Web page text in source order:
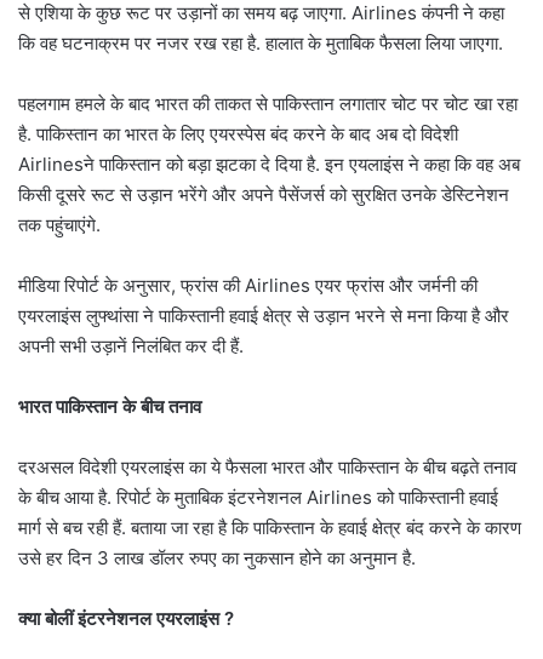
से एशिया के कुछ रूट पर उड़ानों का समय बढ़ जाएगा. Airlines कंपनी ने कहा
कि वह घटनाक्रम पर नजर रख रहा है. हालात के मुताबिक फैसला लिया जाएगा.
पहलगाम हमले के बाद भारत की ताकत से पाकिस्तान लगातार चोट पर चोट खा रहा
है. पाकिस्तान का भारत के लिए एयरस्पेस बंद करने के बाद अब दो विदेशी
Airlinesने पाकिस्तान को बड़ा झटका दे दिया है. इन एयलाइंस ने कहा कि वह अब
किसी दूसरे रूट से उड़ान भरेंगे और अपने पैसेंजर्स को सुरक्षित उनके डेस्टिनेशन
तक पहुंचाएंगे.
मीडिया रिपोर्ट के अनुसार, फ्रांस की Airlines एयर फ्रांस और जर्मनी की
एयरलाइंस लुफ्थांसा ने पाकिस्तानी हवाई क्षेत्र से उड़ान भरने से मना किया है और
अपनी सभी उड़ानें निलंबित कर दी हैं.
भारत पाकिस्तान के बीच तनाव
दरअसल विदेशी एयरलाइंस का ये फैसला भारत और पाकिस्तान के बीच बढ़ते तनाव
के बीच आया है. रिपोर्ट के मुताबिक इंटरनेशनल Airlines को पाकिस्तानी हवाई
मार्ग से बच रही हैं. बताया जा रहा है कि पाकिस्तान के हवाई क्षेत्र बंद करने के कारण
उसे हर दिन 3 लाख डॉलर रुपए का नुकसान होने का अनुमान है.
क्या बोलीं इंटरनेशनल एयरलाइंस ?